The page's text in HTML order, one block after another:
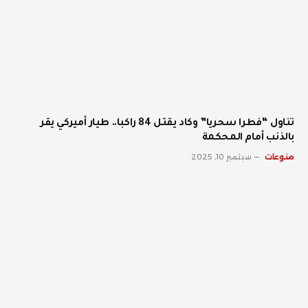
تناول “فطرا سحريا” وكاد يقتل 84 راكبا.. طيار أميركي يقر
بالذنب أمام المحكمة
منوعات سبتمبر 10, 2025